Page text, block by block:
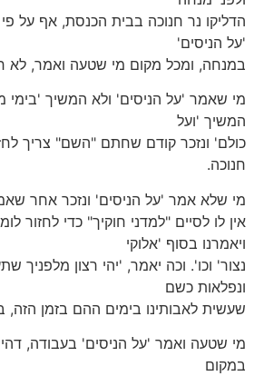
הדליקו נר חנוכה בבית הכנסת, אף על
'על הניסים'
במנחה, ומכל מקום מי שטעה ואמר, לא
מי שאמר 'על הניסים' ולא המשיך 'בימי
המשיך 'ועל
כולם' ונזכר קודם שחתם "השם" צריך
חנוכה.
מי שלא אמר 'על הניסים' ונזכר אחר
אין לו לסיים "למדני חוקיך" כדי לחזור
ויאמרנו בסוף 'אלוקי
נצור' וכו'. וכה יאמר, 'יהי רצון מלפניך
ונפלאות כשם
שעשית לאבותינו בימים ההם בזמן הזה,
מי שטעה ואמר 'על הניסים' בעבודה,
במקום